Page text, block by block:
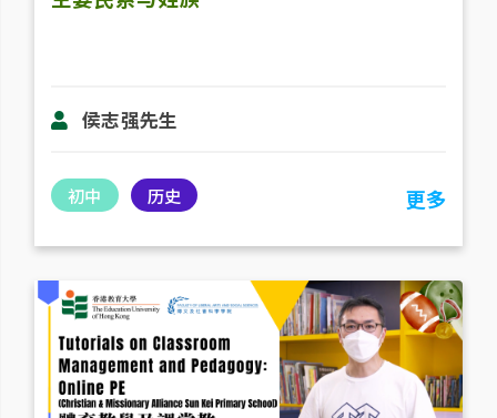
侯志强先生
初中 历史 更多